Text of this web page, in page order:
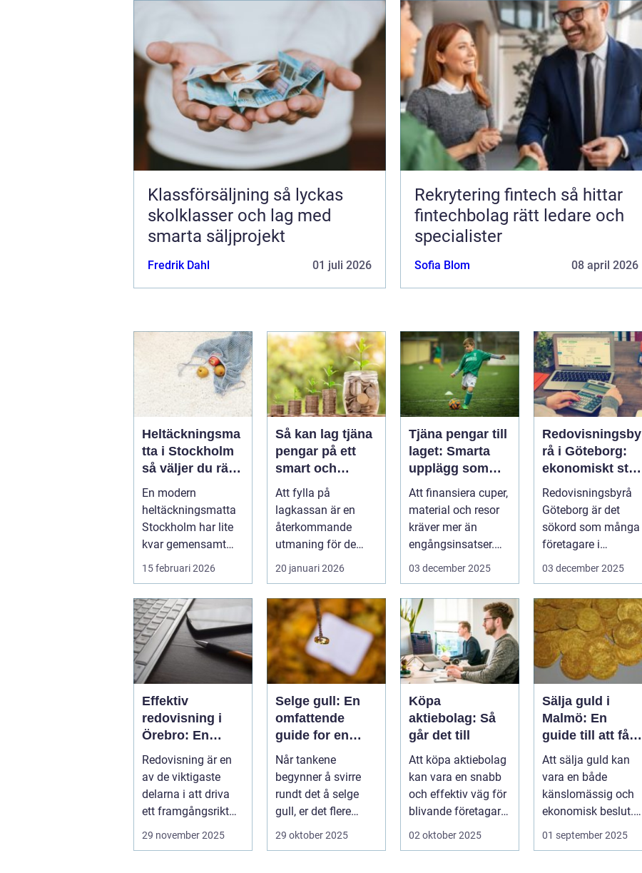
Klassförsäljning så lyckas
skolklasser och lag med
smarta säljprojekt
Fredrik Dahl 01 juli 2026
Rekrytering fintech så hittar
fintechbolag rätt ledare och
specialister
Sofia Blom 08 april 2026
Heltäckningsma
tta i Stockholm
så väljer du rätt
för hem och
kontor
En modern
heltäckningsmatta
Stockholm har lite
kvar gemensamt
med de platta, trista
15 februari 2026
Så kan lag tjäna
pengar på ett
smart och
hållbart sätt
Att fylla på
lagkassan är en
återkommande
utmaning för de
flesta idrottslag.
Nya matchställ,
cuper, ...
20 januari 2026
Tjäna pengar till
laget: Smarta
upplägg som
håller i längden
Att finansiera cuper,
material och resor
kräver mer än
engångsinsatser.
Många ...
03 december 2025
Redovisningsby
rå i Göteborg:
ekonomiskt stöd
för ditt företag
Redovisningsbyrå
Göteborg är det
sökord som många
företagare i
G&oum...
03 december 2025
Effektiv
redovisning i
Örebro: En
nyckel till
framgång
Redovisning är en
av de viktigaste
delarna i att driva
ett framgångsrikt
företag. I ...
29 november 2025
Selge gull: En
omfattende
guide for en
lønnsom
transaksjon
Når tankene
begynner å svirre
rundt det å selge
gull, er det flere
aspekter som b&...
29 oktober 2025
Köpa
aktiebolag: Så
går det till
Att köpa aktiebolag
kan vara en snabb
och effektiv väg för
blivande företagare
02 oktober 2025
Sälja guld i
Malmö: En
guide till att få
bästa värde för
ditt guld
Att sälja guld kan
vara en både
känslomässig och
ekonomisk beslut.
01 september 2025